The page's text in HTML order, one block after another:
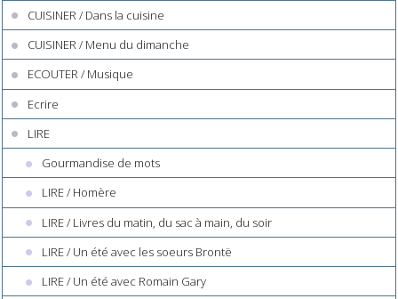
CUISINER / Dans la cuisine
CUISINER / Menu du dimanche
ECOUTER / Musique
Ecrire
LIRE
Gourmandise de mots
LIRE / Homère
LIRE / Livres du matin, du sac à main, du soir
LIRE / Un été avec les soeurs Brontë
LIRE / Un été avec Romain Gary